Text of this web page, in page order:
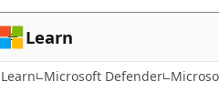
Learn
Learn Microsoft Defender